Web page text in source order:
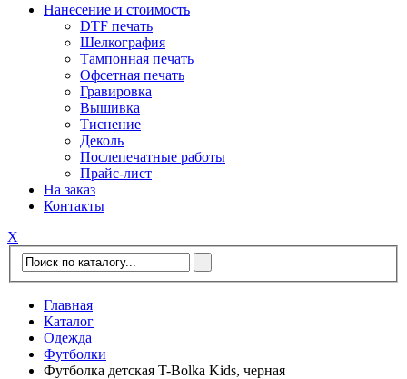
Нанесение и стоимость
DTF печать
Шелкография
Тампонная печать
Офсетная печать
Гравировка
Вышивка
Тиснение
Деколь
Послепечатные работы
Прайс-лист
На заказ
Контакты
Х
Главная
Каталог
Одежда
Футболки
Футболка детская T-Bolka Kids, черная